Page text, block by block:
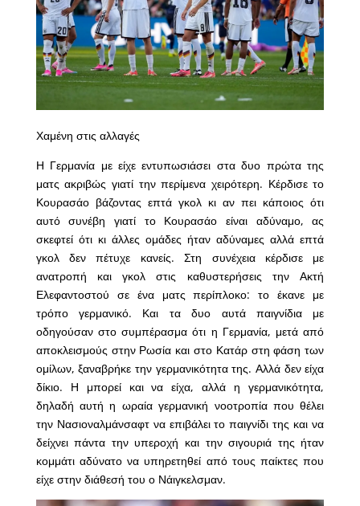
Χαμένη στις αλλαγές
Η Γερμανία με είχε εντυπωσιάσει στα δυο πρώτα της
ματς ακριβώς γιατί την περίμενα χειρότερη. Κέρδισε το
Κουρασάο βάζοντας επτά γκολ κι αν πει κάποιος ότι
αυτό συνέβη γιατί το Κουρασάο είναι αδύναμο, ας
σκεφτεί ότι κι άλλες ομάδες ήταν αδύναμες αλλά επτά
γκολ δεν πέτυχε κανείς. Στη συνέχεια κέρδισε με
ανατροπή και γκολ στις καθυστερήσεις την Ακτή
Ελεφαντοστού σε ένα ματς περίπλοκο: το έκανε με
τρόπο γερμανικό. Και τα δυο αυτά παιγνίδια με
οδηγούσαν στο συμπέρασμα ότι η Γερμανία, μετά από
αποκλεισμούς στην Ρωσία και στο Κατάρ στη φάση των
ομίλων, ξαναβρήκε την γερμανικότητα της. Αλλά δεν είχα
δίκιο. Η μπορεί και να είχα, αλλά η γερμανικότητα,
δηλαδή αυτή η ωραία γερμανική νοοτροπία που θέλει
την Νασιοναλμάνσαφτ να επιβάλει το παιγνίδι της και να
δείχνει πάντα την υπεροχή και την σιγουριά της ήταν
κομμάτι αδύνατο να υπηρετηθεί από τους παίκτες που
είχε στην διάθεσή του ο Νάιγκελσμαν.